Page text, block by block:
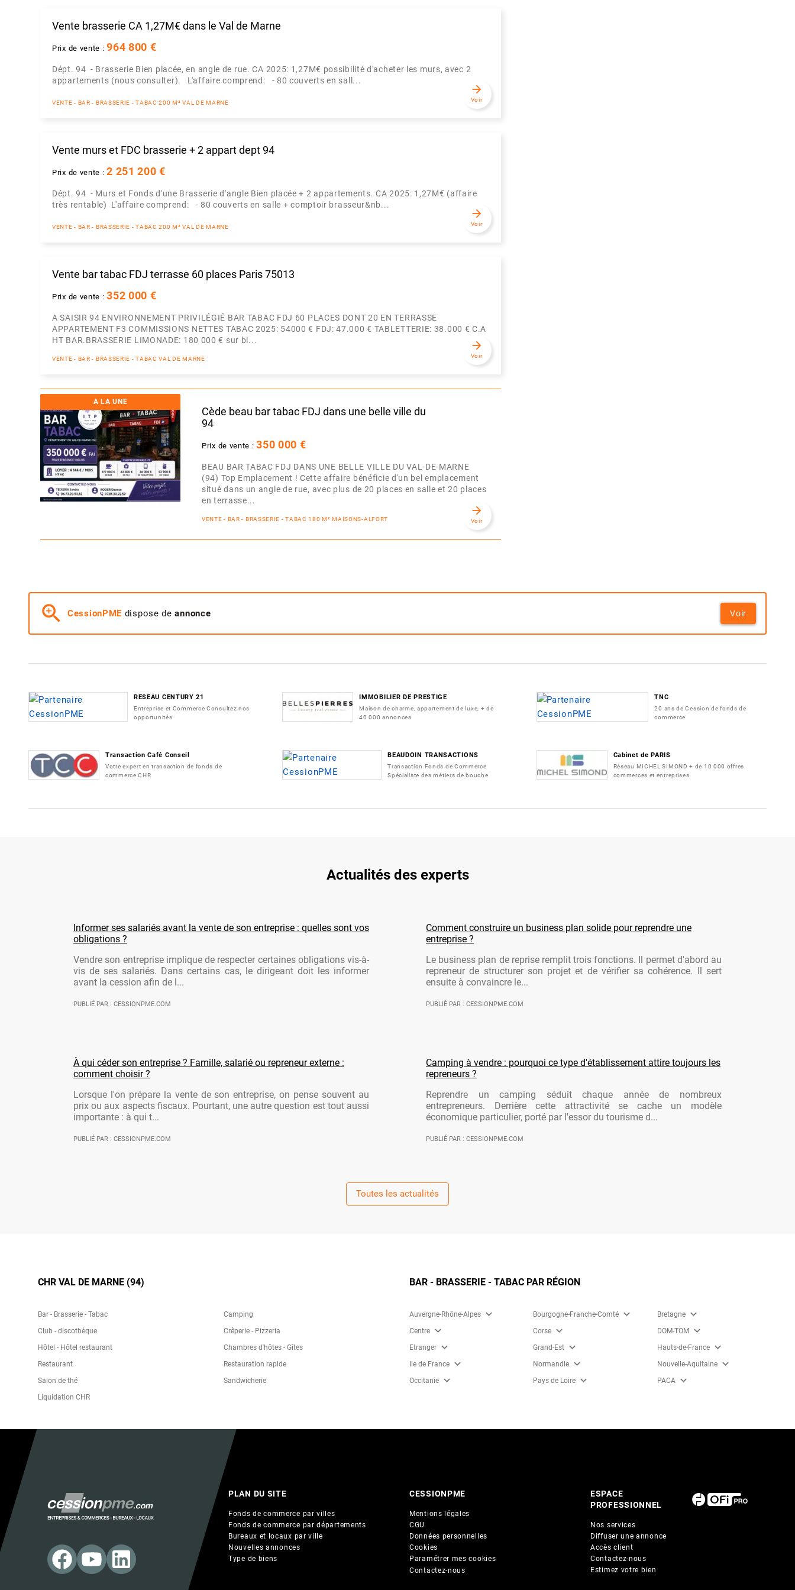
Vente brasserie CA 1,27M€ dans le Val de Marne
Prix de vente :964 800 €
Dépt. 94 - Brasserie Bien placée, en angle de rue. CA 2025: 1,27M€ possibilité d'acheter les murs, avec 2
appartements (nous consulter). L'affaire comprend: - 80 couverts en sall...
VENTE - BAR - BRASSERIE - TABAC 200 M² VAL DE MARNE
arrow_forward
Voir
Vente murs et FDC brasserie + 2 appart dept 94
Prix de vente :2 251 200 €
Dépt. 94 - Murs et Fonds d'une Brasserie d'angle Bien placée + 2 appartements. CA 2025: 1,27M€ (affaire
très rentable) L'affaire comprend: - 80 couverts en salle + comptoir brasseur&nb...
VENTE - BAR - BRASSERIE - TABAC 200 M² VAL DE MARNE
arrow_forward
Voir
Vente bar tabac FDJ terrasse 60 places Paris 75013
Prix de vente :352 000 €
A SAISIR 94 ENVIRONNEMENT PRIVILÉGIÉ BAR TABAC FDJ 60 PLACES DONT 20 EN TERRASSE
APPARTEMENT F3 COMMISSIONS NETTES TABAC 2025: 54000 € FDJ: 47.000 € TABLETTERIE: 38.000 € C.A
HT BAR.BRASSERIE LIMONADE: 180 000 € sur bi...
VENTE - BAR - BRASSERIE - TABAC VAL DE MARNE
arrow_forward
Voir
A LA UNE
Cède beau bar tabac FDJ dans une belle ville du
94
Prix de vente :350 000 €
BEAU BAR TABAC FDJ DANS UNE BELLE VILLE DU VAL-DE-MARNE
(94) Top Emplacement ! Cette affaire bénéficie d'un bel emplacement
situé dans un angle de rue, avec plus de 20 places en salle et 20 places
en terrasse...
VENTE - BAR - BRASSERIE - TABAC 180 M² MAISONS-ALFORT
arrow_forward
Voir
zoom_in CessionPME dispose deannonce Voir
RESEAU CENTURY 21
Entreprise et Commerce Consultez nos
opportunités
IMMOBILIER DE PRESTIGE
Maison de charme, appartement de luxe, + de
40 000 annonces
TNC
20 ans de Cession de fonds de
commerce
Transaction Café Conseil
Votre expert en transaction de fonds de
commerce CHR
BEAUDOIN TRANSACTIONS
Transaction Fonds de Commerce
Spécialiste des métiers de bouche
Cabinet de PARIS
Réseau MICHEL SIMOND + de 10 000 offres
commerces et entreprises
Actualités des experts
Informer ses salariés avant la vente de son entreprise : quelles sont vos
obligations ?
Vendre son entreprise implique de respecter certaines obligations vis-à-
vis de ses salariés. Dans certains cas, le dirigeant doit les informer
avant la cession afin de l...
PUBLIÉ PAR : CESSIONPME.COM
Comment construire un business plan solide pour reprendre une
entreprise ?
Le business plan de reprise remplit trois fonctions. Il permet d'abord au
repreneur de structurer son projet et de vérifier sa cohérence. Il sert
ensuite à convaincre le...
PUBLIÉ PAR : CESSIONPME.COM
À qui céder son entreprise ? Famille, salarié ou repreneur externe :
comment choisir ?
Lorsque l'on prépare la vente de son entreprise, on pense souvent au
prix ou aux aspects fiscaux. Pourtant, une autre question est tout aussi
importante : à qui t...
PUBLIÉ PAR : CESSIONPME.COM
Camping à vendre : pourquoi ce type d'établissement attire toujours les
repreneurs ?
Reprendre un camping séduit chaque année de nombreux
entrepreneurs. Derrière cette attractivité se cache un modèle
économique particulier, porté par l'essor du tourisme d...
PUBLIÉ PAR : CESSIONPME.COM
Toutes les actualités
CHR VAL DE MARNE (94)
Bar - Brasserie - Tabac
Camping
Club - discothèque
Crêperie - Pizzeria
Hôtel - Hôtel restaurant
Chambres d'hôtes - Gîtes
Restaurant
Restauration rapide
Salon de thé
Sandwicherie
Liquidation CHR
BAR - BRASSERIE - TABAC PAR RÉGION
Auvergne-Rhône-Alpes expand_more Bourgogne-Franche-Comté expand_more Bretagne expand_more
Centre expand_more Corse expand_more DOM-TOM expand_more
Etranger expand_more Grand-Est expand_more Hauts-de-France expand_more
Ile de France expand_more Normandie expand_more Nouvelle-Aquitaine expand_more
Occitanie expand_more Pays de Loire expand_more PACA expand_more
PLAN DU SITE
Fonds de commerce par villes
Fonds de commerce par départements
Bureaux et locaux par ville
Nouvelles annonces
Type de biens
CESSIONPME
Mentions légales
CGU
Données personnelles
Cookies
Paramétrer mes cookies
Contactez-nous
ESPACE
PROFESSIONNEL
Nos services
Diffuser une annonce
Accès client
Contactez-nous
Estimez votre bien